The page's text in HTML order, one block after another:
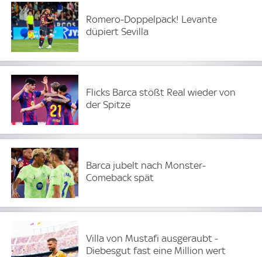
Romero‑Doppelpack! Levante
düpiert Sevilla
Flicks Barca stößt Real wieder von
der Spitze
Barca jubelt nach Monster-
Comeback spät
Villa von Mustafi ausgeraubt -
Diebesgut fast eine Million wert